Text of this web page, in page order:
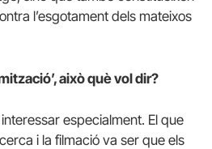
l’esgotament dels mateixos
això què vol dir?
especialment. El que
i la filmació va ser que els